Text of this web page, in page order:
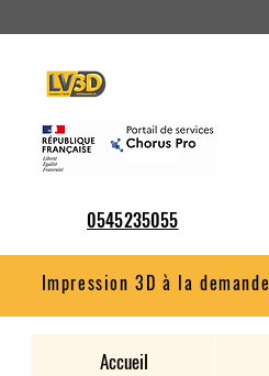
0545235055
Impression 3D à la demande
Accueil